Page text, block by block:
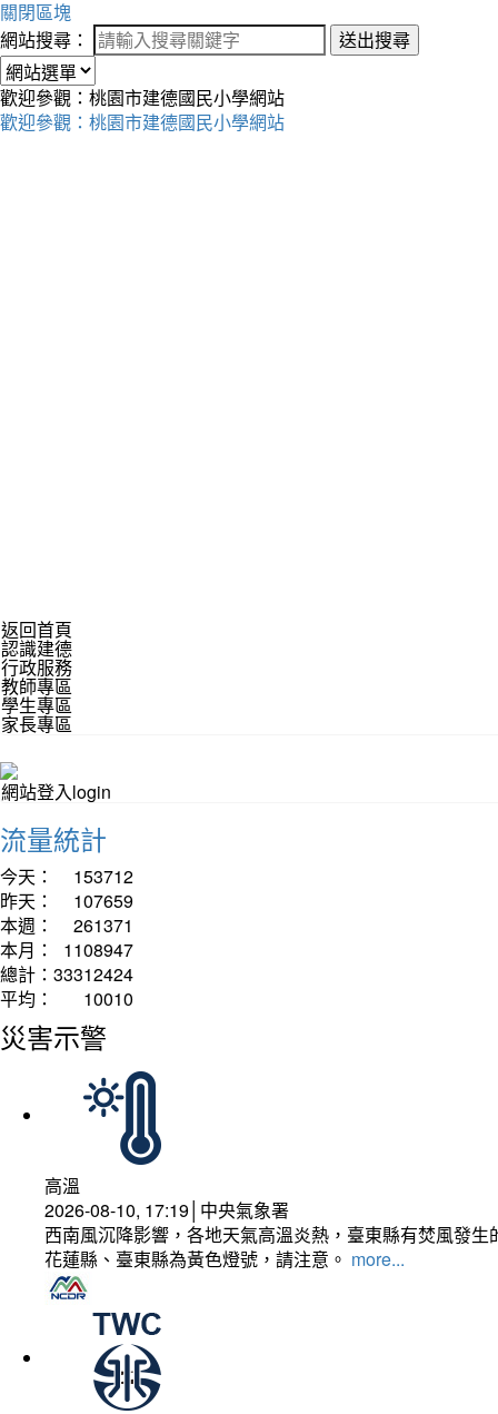
關閉區塊
網站搜尋：
送出搜尋
歡迎參觀：桃園市建德國民小學網站
歡迎參觀：桃園市建德國民小學網站
返回首頁
認識建德
行政服務
教師專區
學生專區
家長專區
網站登入login
流量統計
今天：
153712
昨天：
107659
本週：
261371
本月：
1108947
總計： 33312424
平均：
10010
災害示警
高溫
2026-08-10, 17:19│中央氣象署
西南風沉降影響，各地天氣高溫炎熱，臺東縣有焚風發
花蓮縣、臺東縣為黃色燈號，請注意。 more...